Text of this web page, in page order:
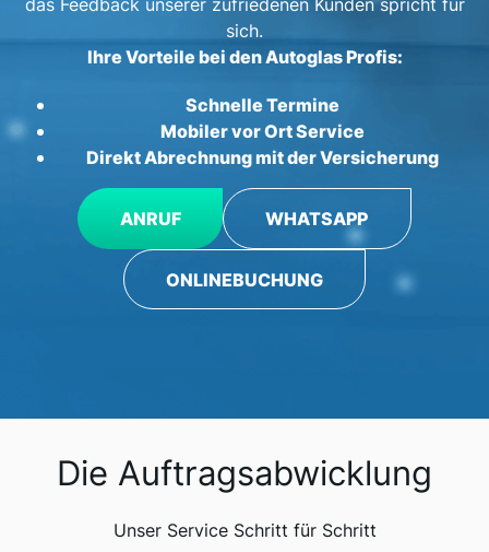
sich.
Ihre Vorteile bei den Autoglas Profis:
Schnelle Termine
Mobiler vor Ort Service
Direkt Abrechnung mit der Versicherung
ANRUF WHATSAPP
ONLINEBUCHUNG
Die Auftragsabwicklung
Unser Service Schritt für Schritt